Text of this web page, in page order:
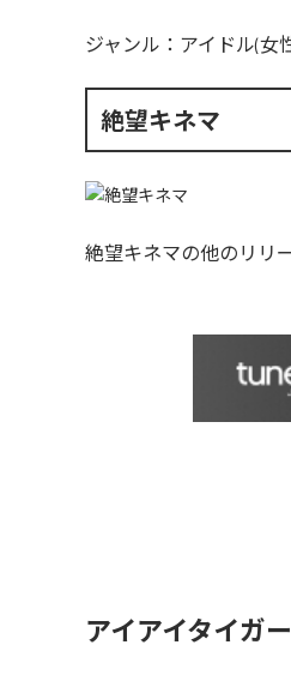
ジャンル： アイドル(女
絶望キネマ
絶望キネマの他のリリ
アイアイタイガ